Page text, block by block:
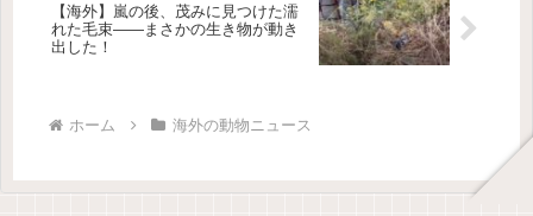
【海外】嵐の後、茂みに見つけた濡
れた毛束——まさかの生き物が動き
出した！
ホーム 海外の動物ニュース